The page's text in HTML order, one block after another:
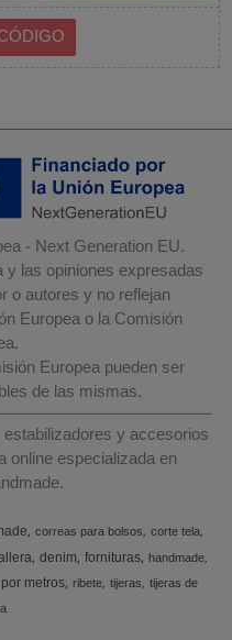
- Next Generation EU.
las opiniones expresadas
o autores y no reflejan
Europea o la Comisión
Europea pueden ser
de las mismas.
y accesorios
especializada en
correas para bolsos corte tela
denim fornituras handmade
por metros ribete tijeras tijeras de